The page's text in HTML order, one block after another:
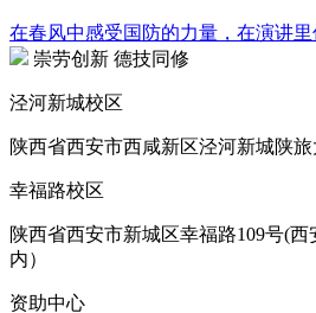
在春风中感受国防的力量，在演讲里
崇劳创新 德技同修
泾河新城校区
陕西省西安市西咸新区泾河新城陕旅
幸福路校区
陕西省西安市新城区幸福路109号(
内）
资助中心